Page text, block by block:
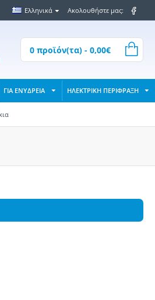
Ελληνικά Ακολουθήστε μας:
0 προϊόν(τα) - 0,00€
ΓΙΑ ΕΝΥΔΡΕΙΑ ΗΛΕΚΤΡΙΚΗ ΠΕΡΙΦΡΑΞΗ